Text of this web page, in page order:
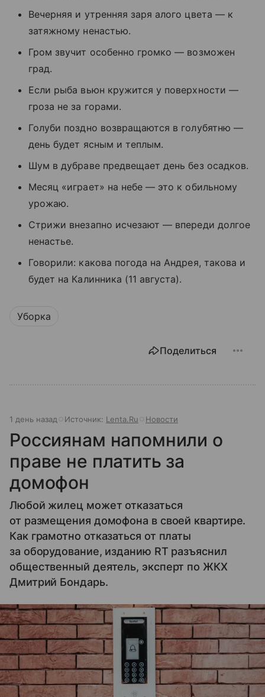
Вечерняя и утренняя заря алого цвета — к
затяжному ненастью.
Гром звучит особенно громко — возможен
град.
Если рыба вьюн кружится у поверхности —
гроза не за горами.
Голуби поздно возвращаются в голубятню —
день будет ясным и теплым.
Шум в дубраве предвещает день без осадков.
Месяц «играет» на небе — это к обильному
урожаю.
Стрижи внезапно исчезают — впереди долгое
ненастье.
Говорили: какова погода на Андрея, такова и
будет на Калинника (11 августа).
Уборка
Поделиться
1 день назад Источник: Lenta.Ru Новости
Россиянам напомнили о
праве не платить за
домофон
Любой жилец может отказаться
от размещения домофона в своей квартире.
Как грамотно отказаться от платы
за оборудование, изданию RT разъяснил
общественный деятель, эксперт по ЖКХ
Дмитрий Бондарь.